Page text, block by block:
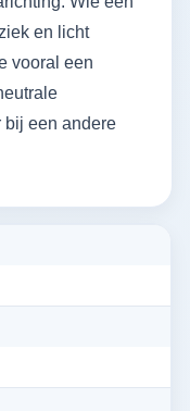
en licht
vooral een
bij een andere